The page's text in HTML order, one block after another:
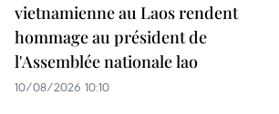
vietnamienne au Laos rendent
hommage au président de
l'Assemblée nationale lao
10/08/2026 10:10